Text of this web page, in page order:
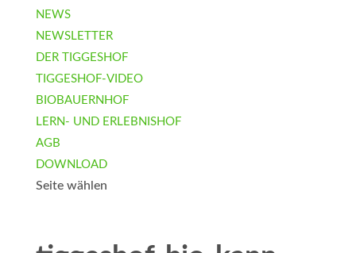
NEWS
NEWSLETTER
DER TIGGESHOF
TIGGESHOF-VIDEO
BIOBAUERNHOF
LERN- UND ERLEBNISHOF
AGB
DOWNLOAD
Seite wählen